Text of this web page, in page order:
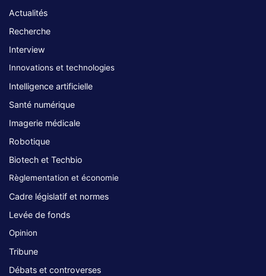
Actualités
Recherche
Interview
Innovations et technologies
Intelligence artificielle
Santé numérique
Imagerie médicale
Robotique
Biotech et Techbio
Règlementation et économie
Cadre législatif et normes
Levée de fonds
Opinion
Tribune
Débats et controverses